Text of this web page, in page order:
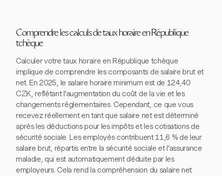
Comprendre les calculs de taux horaire en République
tchèque
Calculer votre taux horaire en République tchèque
implique de comprendre les composants de salaire brut et
net. En 2025, le salaire horaire minimum est de 124,40
CZK, reflétant l'augmentation du coût de la vie et les
changements réglementaires. Cependant, ce que vous
recevez réellement en tant que salaire net est déterminé
après les déductions pour les impôts et les cotisations de
sécurité sociale. Les employés contribuent 11,6 % de leur
salaire brut, répartis entre la sécurité sociale et l'assurance
maladie, qui est automatiquement déduite par les
employeurs. Cela rend la compréhension du salaire net